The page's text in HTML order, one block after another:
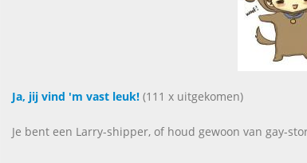
Ja, jij vind 'm vast leuk!(111 x uitgekomen)
Je bent een Larry-shipper, of houd gewoon van gay-